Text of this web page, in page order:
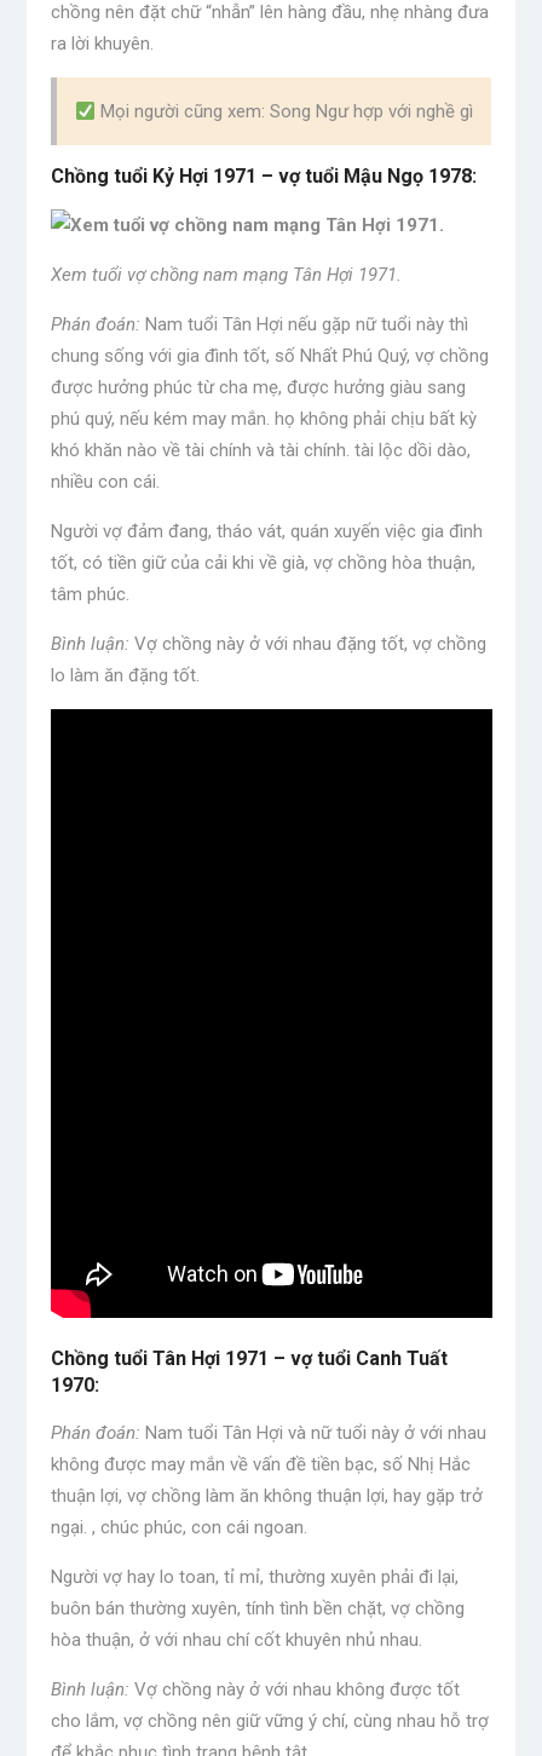
chồng nên đặt chữ “nhẫn” lên hàng đầu, nhẹ nhàng đưa
ra lời khuyên.
Mọi người cũng xem: Song Ngư hợp với nghề gì
Chồng tuổi Kỷ Hợi 1971 – vợ tuổi Mậu Ngọ 1978:
Xem tuổi vợ chồng nam mạng Tân Hợi 1971.
Phán đoán: Nam tuổi Tân Hợi nếu gặp nữ tuổi này thì
chung sống với gia đình tốt, số Nhất Phú Quý, vợ chồng
được hưởng phúc từ cha mẹ, được hưởng giàu sang
phú quý, nếu kém may mắn. họ không phải chịu bất kỳ
khó khăn nào về tài chính và tài chính. tài lộc dồi dào,
nhiều con cái.
Người vợ đảm đang, tháo vát, quán xuyến việc gia đình
tốt, có tiền giữ của cải khi về già, vợ chồng hòa thuận,
tâm phúc.
Bình luận: Vợ chồng này ở với nhau đặng tốt, vợ chồng
lo làm ăn đặng tốt.
Chồng tuổi Tân Hợi 1971 – vợ tuổi Canh Tuất
1970:
Phán đoán: Nam tuổi Tân Hợi và nữ tuổi này ở với nhau
không được may mắn về vấn đề tiền bạc, số Nhị Hắc
thuận lợi, vợ chồng làm ăn không thuận lợi, hay gặp trở
ngại. , chúc phúc, con cái ngoan.
Người vợ hay lo toan, tỉ mỉ, thường xuyên phải đi lại,
buôn bán thường xuyên, tính tình bền chặt, vợ chồng
hòa thuận, ở với nhau chí cốt khuyên nhủ nhau.
Bình luận: Vợ chồng này ở với nhau không được tốt
cho lắm, vợ chồng nên giữ vững ý chí, cùng nhau hỗ trợ